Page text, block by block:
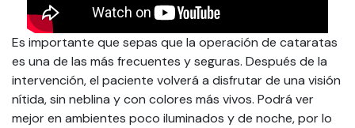
Es importante que sepas que la operación de cataratas
es una de las más frecuentes y seguras. Después de la
intervención, el paciente volverá a disfrutar de una visión
nítida, sin neblina y con colores más vivos. Podrá ver
mejor en ambientes poco iluminados y de noche, por lo